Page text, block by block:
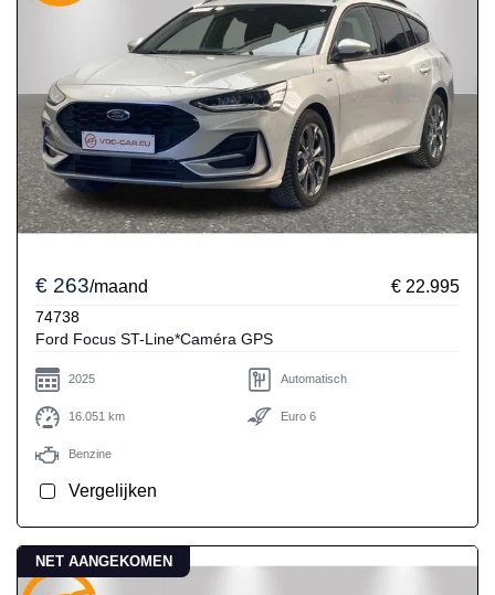
€ 263/maand € 22.995
74738
Ford Focus ST-Line*Caméra GPS
2025 Automatisch
16.051 km Euro 6
Benzine
Vergelijken
NET AANGEKOMEN